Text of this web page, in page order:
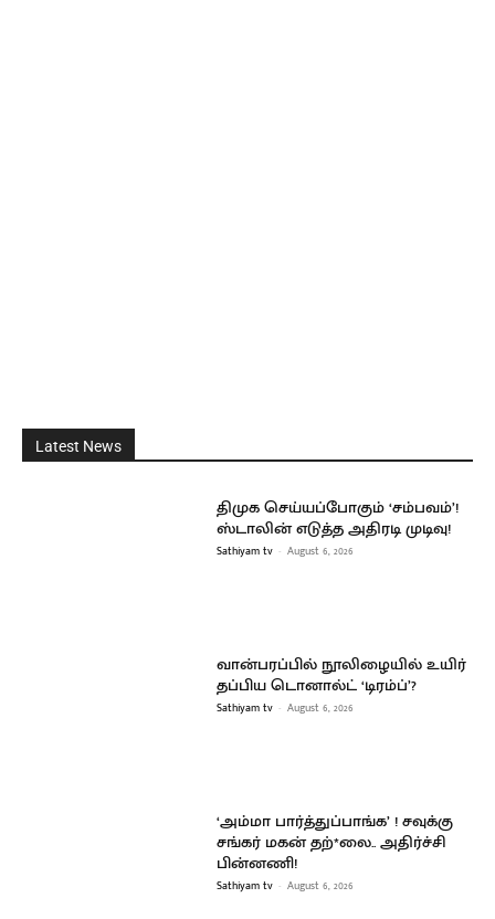
Latest News
திமுக செய்யப்போகும் ‘சம்பவம்’!
ஸ்டாலின் எடுத்த அதிரடி முடிவு!
Sathiyam tv - August 6, 2026
வான்பரப்பில் நூலிழையில் உயிர்
தப்பிய டொனால்ட் ‘டிரம்ப்’?
Sathiyam tv - August 6, 2026
‘அம்மா பார்த்துப்பாங்க’ ! சவுக்கு
சங்கர் மகன் தற்*லை.. அதிர்ச்சி
பின்னணி!
Sathiyam tv - August 6, 2026